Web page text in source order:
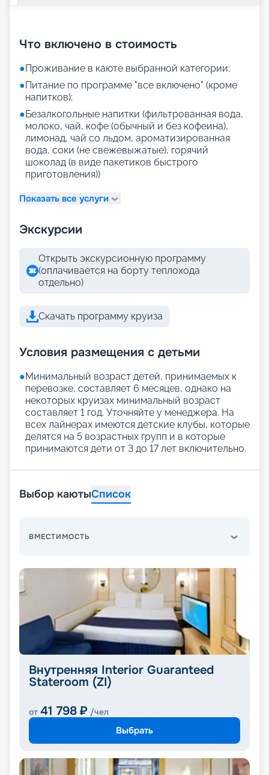
Что включено в стоимость
●Проживание в каюте выбранной категории;
●Питание по программе "все включено" (кроме
напитков);
●Безалкогольные напитки (фильтрованная вода,
молоко, чай, кофе (обычный и без кофеина),
лимонад, чай со льдом, ароматизированная
вода, соки (не свежевыжатые), горячий
шоколад (в виде пакетиков быстрого
приготовления))
Показать все услуги
Экскурсии
Открыть экскурсионную программу
(оплачивается на борту теплохода
отдельно)
Скачать программу круиза
Условия размещения с детьми
●Минимальный возраст детей, принимаемых к
перевозке, составляет 6 месяцев, однако на
некоторых круизах минимальный возраст
составляет 1 год. Уточняйте у менеджера. На
всех лайнерах имеются детские клубы, которые
делятся на 5 возрастных групп и в которые
принимаются дети от 3 до 17 лет включительно.
Выбор каютыСписок
ВМЕСТИМОСТЬ
Внутренняя Interior Guaranteed
Stateroom (ZI)
от 41 798 ₽ /чел
Выбрать